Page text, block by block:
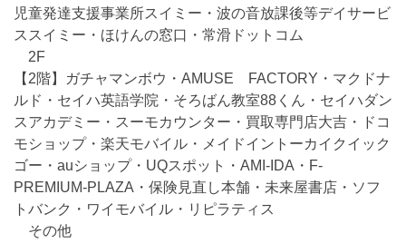
児童発達支援事業所スイミー・波の音放課後等デイサービ
ススイミー・ほけんの窓口・常滑ドットコム
2F
【2階】ガチャマンボウ・AMUSE FACTORY・マクドナ
ルド・セイハ英語学院・そろばん教室88くん・セイハダン
スアカデミー・スーモカウンター・買取専門店大吉・ドコ
モショップ・楽天モバイル・メイドイントーカイクイック
ゴー・auショップ・UQスポット・AMI-IDA・F-
PREMIUM-PLAZA・保険見直し本舗・未来屋書店・ソフ
トバンク・ワイモバイル・リピラティス
その他